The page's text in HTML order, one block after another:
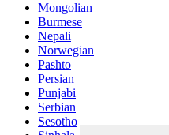
Mongolian
Burmese
Nepali
Norwegian
Pashto
Persian
Punjabi
Serbian
Sesotho